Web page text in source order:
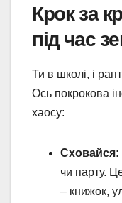
Крок за
під час
Ти в школі, і
Ось покрокова
хаосу:
Сховайся:
чи парту.
– книжок,